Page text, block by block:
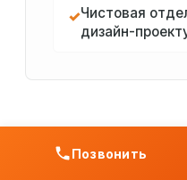
Позвонить
✓Чистовая
дизайн-